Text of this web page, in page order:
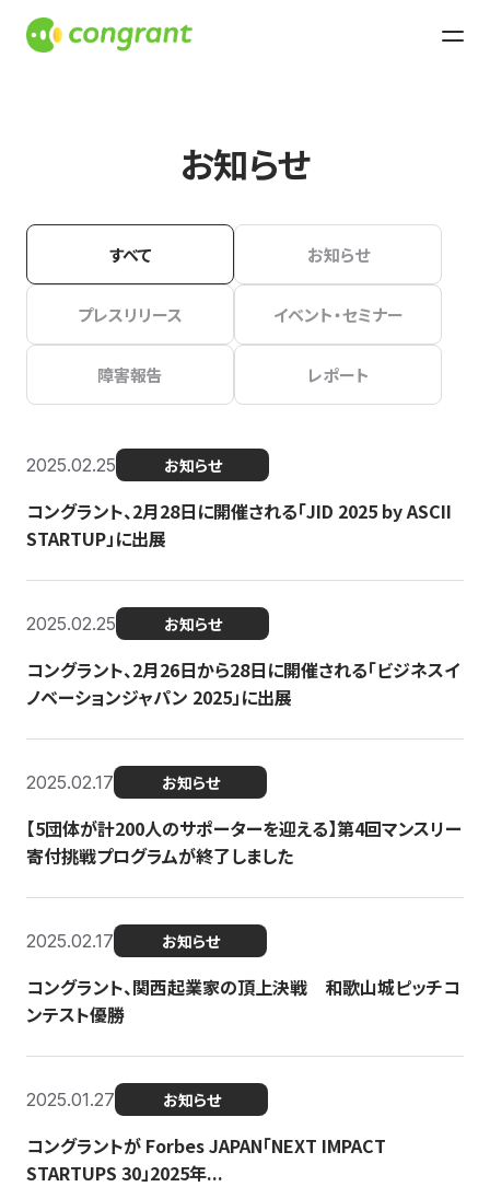
お知らせ
すべて お知らせ
プレスリリース イベント・セミナー
障害報告 レポート
2025.02.25 お知らせ
コングラント、2月28日に開催される「JID 2025 by ASCII
STARTUP」に出展
2025.02.25 お知らせ
コングラント、2月26日から28日に開催される「ビジネスイ
ノベーションジャパン 2025」に出展
2025.02.17 お知らせ
【5団体が計200人のサポーターを迎える】​​第4回マンスリー
寄付挑戦プログラムが終了しました
2025.02.17 お知らせ
コングラント、関西起業家の頂上決戦 和歌山城ピッチコ
ンテスト優勝
2025.01.27 お知らせ
コングラントが Forbes JAPAN「NEXT IMPACT
STARTUPS 30」2025年...